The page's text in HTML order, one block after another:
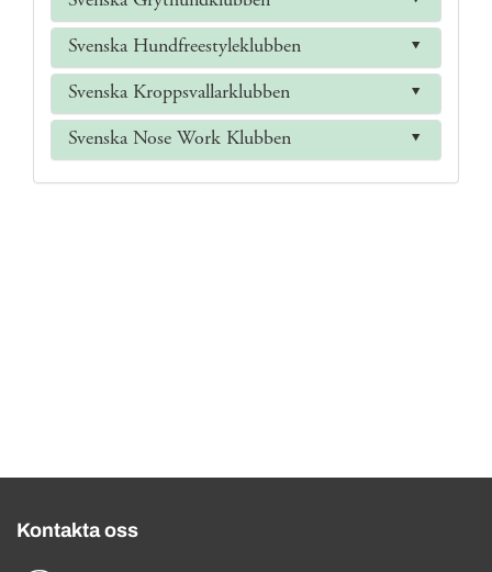
Svenska Hundfreestyleklubben
Svenska Kroppsvallarklubben
Svenska Nose Work Klubben
Kontakta oss